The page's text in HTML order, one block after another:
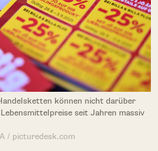
können nicht darüber
seit Jahren massiv
/ picturedesk.com